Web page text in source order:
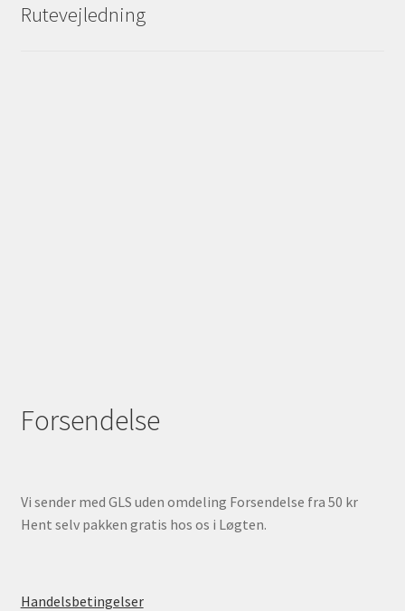
Rutevejledning
Forsendelse
Vi sender med GLS uden omdeling Forsendelse fra 50 kr
Hent selv pakken gratis hos os i Løgten.
Handelsbetingelser